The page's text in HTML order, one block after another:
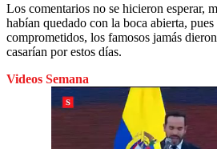
Los comentarios no se hicieron esperar,
habían quedado con la boca abierta,
comprometidos, los famosos jamás
casarían por estos días.
Videos Semana